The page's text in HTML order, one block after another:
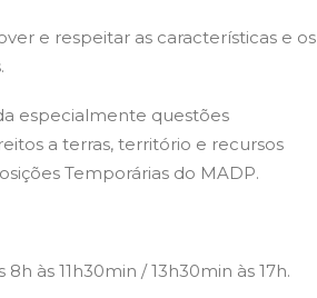
e respeitar as características e os
especialmente questões
a terras, território e recursos
Temporárias do MADP.
às 11h30min / 13h30min às 17h.